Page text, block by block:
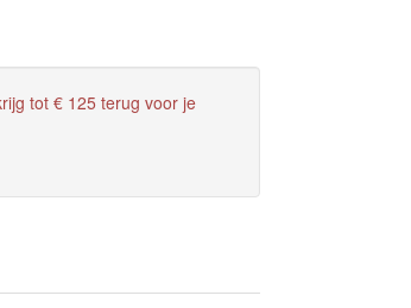
tot € 125 terug voor je